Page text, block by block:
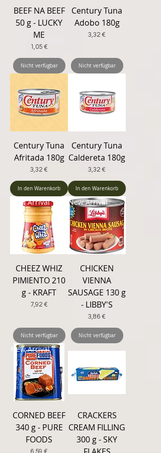
BEEF NA BEEF
50 g - LUCKY
ME
Preis
1,05 €
Nicht verfügbar
Century Tuna
Adobo 180g
Preis
3,32 €
Nicht verfügbar
Century Tuna
Afritada 180g
Preis
3,32 €
In den Warenkorb
Century Tuna
Caldereta 180g
Preis
3,32 €
In den Warenkorb
New Arrival
CHEEZ WHIZ
PIMIENTO 210
g - KRAFT
Preis
7,92 €
Nicht verfügbar
New Arrival
CHICKEN
VIENNA
SAUSAGE 130 g
- LIBBY'S
Preis
3,86 €
Nicht verfügbar
New Arrival
CORNED BEEF
340 g - PURE
FOODS
Preis
6,59 €
CRACKERS
CREAM FILLING
300 g - SKY